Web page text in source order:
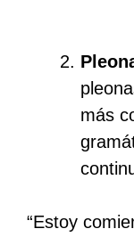
más
“Estoy